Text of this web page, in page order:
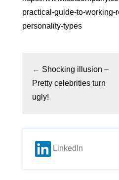
practical-guide-to-working-
personality-types
← Shocking illusion –
Pretty celebrities turn
ugly!
LinkedIn